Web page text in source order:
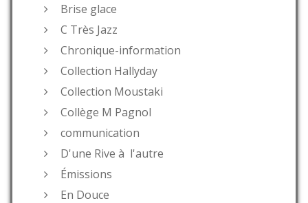
Brise glace
C Très Jazz
Chronique-information
Collection Hallyday
Collection Moustaki
Collège M Pagnol
communication
D'une Rive à l'autre
Émissions
En Douce